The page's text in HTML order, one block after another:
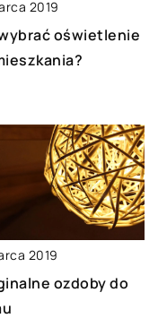
2019
oświetlenie
2019
ozdoby do